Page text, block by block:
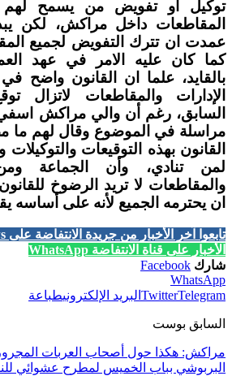
توكيل أو تفويض من يسمح لهم
المقاطعات داخل مراكش، لكن
عمدت ان تترك التفويض لجميع
كما كان عليه الامر في عهد
بالقايد، علما ان القانون واضح
الإدارات والمقاطعات لاتزال
السابق، رغم أن والي مراكش
مراسلة في الموضوع وقال لهم ما
القانون بهذه التوقيعات والتوكيلات
لمن تنادي، وأن الجماعة ومن
والمقاطعات لا تريد الرضوخ
ان يحترمه الجميع لأنه على أساسه
تابعوا آخر الأخبار من جريدة الانتفاضة على Google News
الأخبار على قناة الانتفاضة WhatsApp
شارك Facebook
WhatsApp
TwitterTelegram البريد الإلكترونيطباعة
السابق بوست
مراكش: هكذا حول أصحاب العربات
البربوشي بباب الخميس لمطرح عشوائي